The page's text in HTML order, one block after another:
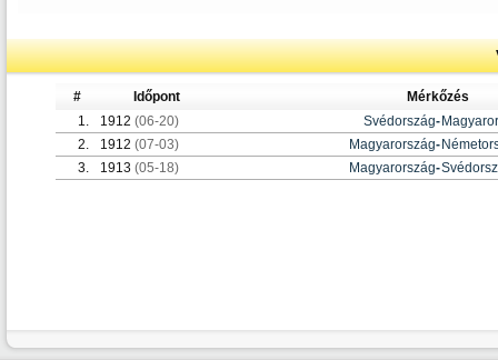
# Időpont
Mérkőzés
1.
1912 (06-20) Svédország-
2.
1912 (07-03) Magyarország-
3.
1913 (05-18) Magyarország-